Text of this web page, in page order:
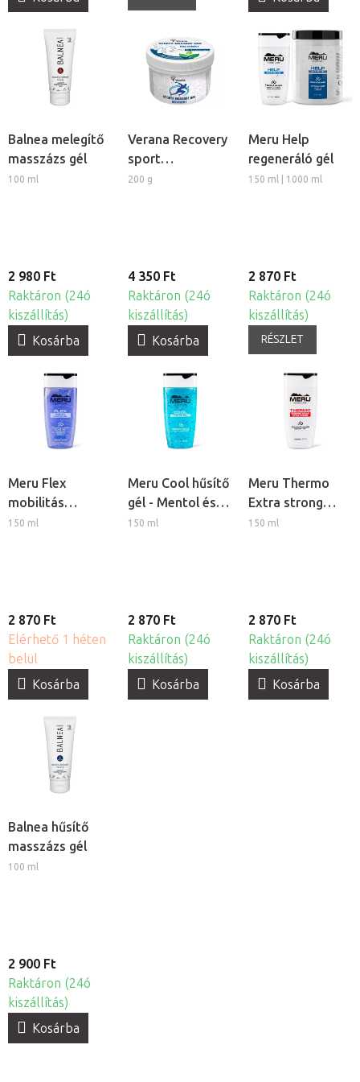
Balnea melegítő
masszázs gél
100 ml
2 980 Ft
Raktáron (24ó
kiszállítás)
Kosárba
Verana Recovery
sport
masszázsviasz
200 g
4 350 Ft
Raktáron (24ó
kiszállítás)
Kosárba
Meru Help
regeneráló gél
150 ml | 1000 ml
2 870 Ft
Raktáron (24ó
kiszállítás)
RÉSZLET
Meru Flex
mobilitás
masszázs gél
150 ml
2 870 Ft
Elérhető 1 héten
belül
Kosárba
Meru Cool hűsítő
gél - Mentol és
Eukaliptusz
150 ml
2 870 Ft
Raktáron (24ó
kiszállítás)
Kosárba
Meru Thermo
Extra strong
melegítő krém -
150 ml
2 870 Ft
Raktáron (24ó
kiszállítás)
Kosárba
Balnea hűsítő
masszázs gél
100 ml
2 900 Ft
Raktáron (24ó
kiszállítás)
Kosárba